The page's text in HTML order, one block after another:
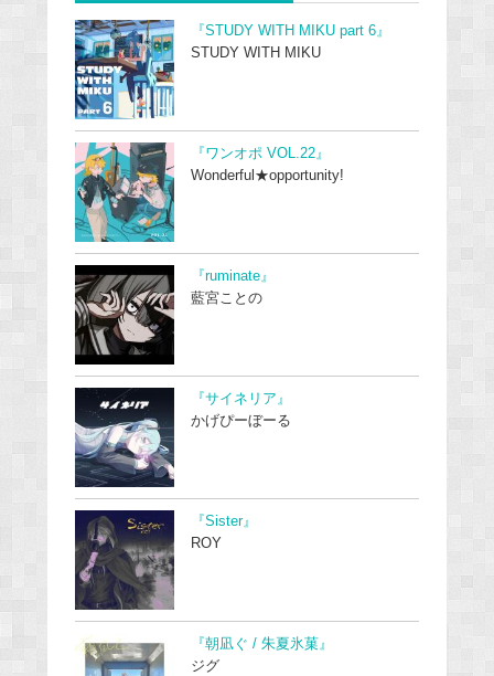
『STUDY WITH MIKU part 6』
STUDY WITH MIKU
『ワンオポ VOL.22』
Wonderful★opportunity!
『ruminate』
藍宮ことの
『サイネリア』
かげぴーぼーる
『Sister』
ROY
『朝凪ぐ / 朱夏氷菓』
ジグ